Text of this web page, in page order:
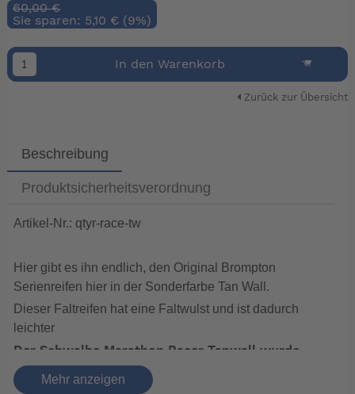
60,00 €
Sie sparen: 5,10 € (9%)
In den Warenkorb
Zurück zur Übersicht
Beschreibung
Produktsicherheitsverordnung
Artikel-Nr.: qtyr-race-tw
Hier gibt es ihn endlich, den Original Brompton
Serienreifen hier in der Sonderfarbe Tan Wall.
Dieser Faltreifen hat eine Faltwulst und ist dadurch
leichter
Der Schwalbe Marathon Racer Tanwall wurde
erstmals am Brompton Explore vorgestellt und
ist jetzt als Upgrade für alle Brompton-Fahrräder
Mehr anzeigen